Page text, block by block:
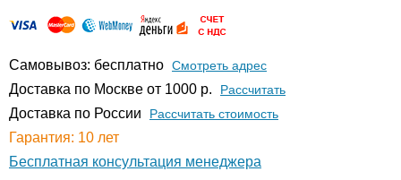
Самовывоз: бесплатно Смотреть адрес
Доставка по Москве от 1000 р. Расcчитать
Доставка по России Рассчитать стоимость
Гарантия: 10 лет
Бесплатная консультация менеджера